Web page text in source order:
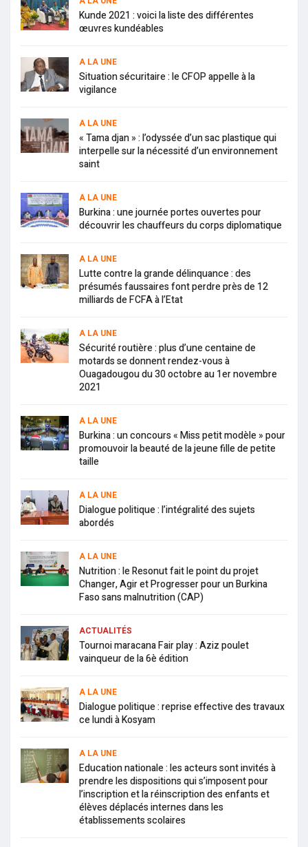
Kunde 2021 : voici la liste des différentes
œuvres kundéables
A LA UNE
Situation sécuritaire : le CFOP appelle à la
vigilance
A LA UNE
« Tama djan » : l’odyssée d’un sac plastique qui
interpelle sur la nécessité d’un environnement
saint
A LA UNE
Burkina : une journée portes ouvertes pour
découvrir les chauffeurs du corps diplomatique
A LA UNE
Lutte contre la grande délinquance : des
présumés faussaires font perdre près de 12
milliards de FCFA à l’Etat
A LA UNE
Sécurité routière : plus d’une centaine de
motards se donnent rendez-vous à
Ouagadougou du 30 octobre au 1er novembre
2021
A LA UNE
Burkina : un concours « Miss petit modèle » pour
promouvoir la beauté de la jeune fille de petite
taille
A LA UNE
Dialogue politique : l’intégralité des sujets
abordés
A LA UNE
Nutrition : le Resonut fait le point du projet
Changer, Agir et Progresser pour un Burkina
Faso sans malnutrition (CAP)
ACTUALITÉS
Tournoi maracana Fair play : Aziz poulet
vainqueur de la 6è édition
A LA UNE
Dialogue politique : reprise effective des travaux
ce lundi à Kosyam
A LA UNE
Education nationale : les acteurs sont invités à
prendre les dispositions qui s’imposent pour
l’inscription et la réinscription des enfants et
élèves déplacés internes dans les
établissements scolaires